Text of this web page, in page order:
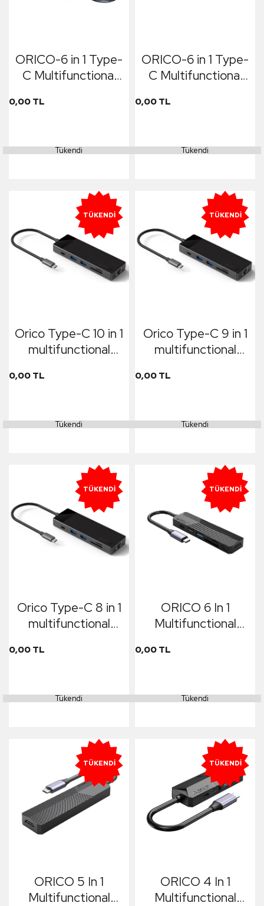
ORICO-6 in 1 Type-
C Multifunctional
0,00 TL
Tükendi
ORICO-6 in 1 Type-
C Multifunctional
0,00 TL
Tükendi
TÜKENDI
Orico Type-C 10 in 1
multifunctional
0,00 TL
Tükendi
TÜKENDI
Orico Type-C 9 in 1
multifunctional
0,00 TL
Tükendi
TÜKENDI
Orico Type-C 8 in 1
multifunctional
0,00 TL
Tükendi
TÜKENDI
ORICO 6 In 1
Multifunctional
0,00 TL
Tükendi
TÜKENDI
ORICO 5 In 1
Multifunctional
TÜKENDI
ORICO 4 In 1
Multifunctional